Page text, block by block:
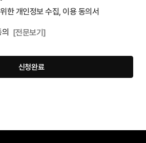
한 개인정보 수집, 이용 동의서
[전문보기]
신청완료